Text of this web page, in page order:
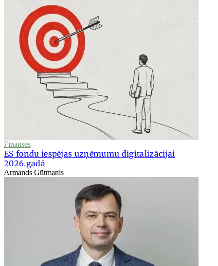
Finanses
ES fondu iespējas uzņēmumu digitalizācijai
2026.gadā
Armands Gūtmanis